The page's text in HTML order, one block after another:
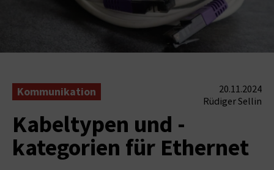
Kommunikation
20.11.2024
Rüdiger Sellin
Kabeltypen und -
kategorien für Ethernet